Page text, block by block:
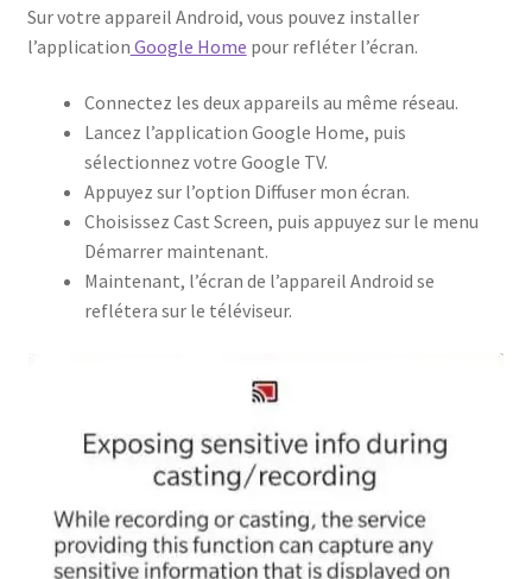
Sur votre appareil Android, vous pouvez installer
l’application Google Home pour refléter l’écran.
Connectez les deux appareils au même réseau.
Lancez l’application Google Home, puis
sélectionnez votre Google TV.
Appuyez sur l’option Diffuser mon écran.
Choisissez Cast Screen, puis appuyez sur le menu
Démarrer maintenant.
Maintenant, l’écran de l’appareil Android se
reflétera sur le téléviseur.